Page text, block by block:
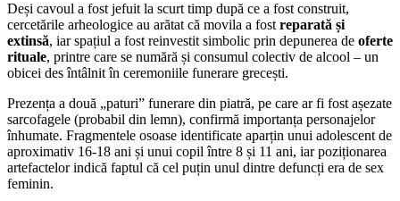
Deși cavoul a fost jefuit la scurt timp după ce a fost construit,
cercetările arheologice au arătat că movila a fost reparată și
extinsă, iar spațiul a fost reinvestit simbolic prin depunerea de oferte
rituale, printre care se numără și consumul colectiv de alcool – un
obicei des întâlnit în ceremoniile funerare grecești.
Prezența a două „paturi” funerare din piatră, pe care ar fi fost așezate
sarcofagele (probabil din lemn), confirmă importanța personajelor
înhumate. Fragmentele osoase identificate aparțin unui adolescent de
aproximativ 16-18 ani și unui copil între 8 și 11 ani, iar poziționarea
artefactelor indică faptul că cel puțin unul dintre defuncți era de sex
feminin.